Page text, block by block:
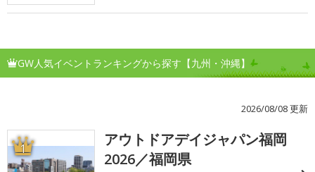
GW人気イベントランキングから探す【九州・沖縄】
2026/08/08 更新
1
アウトドアデイジャパン福岡
2026／福岡県